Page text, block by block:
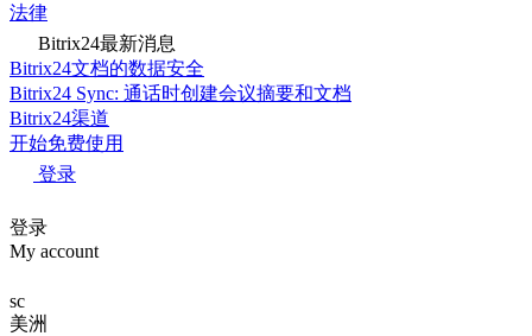
法律
Bitrix24最新消息
Bitrix24文档的数据安全
Bitrix24 Sync: 通话时创建会议摘要和文档
Bitrix24渠道
开始免费使用
登录
登录
My account
sc
美洲